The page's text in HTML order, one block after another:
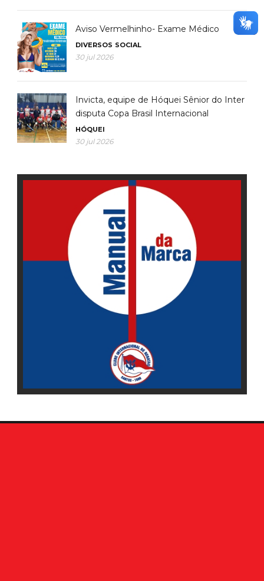
Aviso Vermelhinho- Exame Médico
DIVERSOS SOCIAL
30 jul 2026
Invicta, equipe de Hóquei Sênior do Inter
disputa Copa Brasil Internacional
HÓQUEI
30 jul 2026